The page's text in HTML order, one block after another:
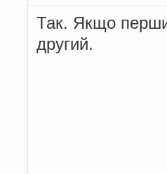
Так. Якщо
другий.